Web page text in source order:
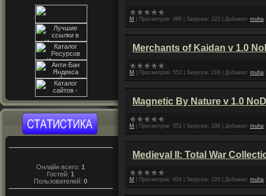
Онлайн всего:1
Гостей:1
Пользователей:0
M Просмотров: 486 Загрузок: 223 Добавил: muha
Merchants of Kaidan v 1.0
M Просмотров: 552 Загрузок: 216 Добавил: muha
Magnetic By Nature v 1.0
M Просмотров: 551 Загрузок: 186 Добавил: muha
Medieval II: Total War
M Просмотров: 604 Загрузок: 220 Добавил: muha